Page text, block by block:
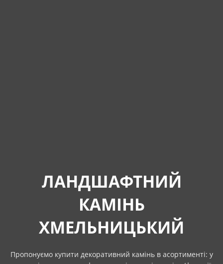
ЛАНДШАФТНИЙ
КАМІНЬ
ХМЕЛЬНИЦЬКИЙ
Пропонуємо купити декоративний камінь в асортименті: у